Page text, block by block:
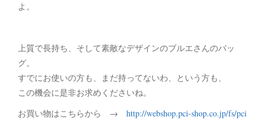
よ。
上質で長持ち、そして素敵なデザインのブルエさんのバッ
グ。
すでにお使いの方も、まだ持ってないわ、という方も、
この機会に是非お求めくださいね。
お買い物はこちらから → http://webshop.pci-shop.co.jp/fs/pci